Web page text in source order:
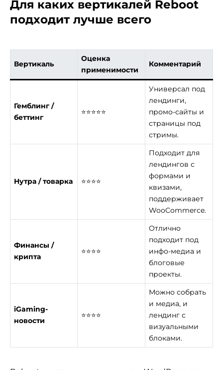
Для каких вертикалей Reboot
подходит лучше всего
Вертикаль
Оценка
применимости
Комментарий
Гемблинг /
беттинг
⭐⭐⭐⭐⭐
Универсал под
лендинги,
промо-сайты и
страницы под
стримы.
Нутра / товарка ⭐⭐⭐⭐
Подходит для
лендингов с
формами и
квизами,
поддерживает
WooCommerce.
Финансы /
крипта
⭐⭐⭐⭐
Отлично
подходит под
инфо-медиа и
блоговые
проекты.
iGaming-
новости
⭐⭐⭐⭐
Можно собрать
и медиа, и
лендинг с
визуальными
блоками.